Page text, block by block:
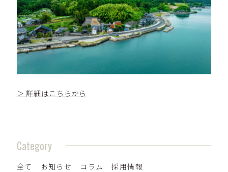
＞ 詳細はこちらから
Category
全て お知らせ コラム 採用情報